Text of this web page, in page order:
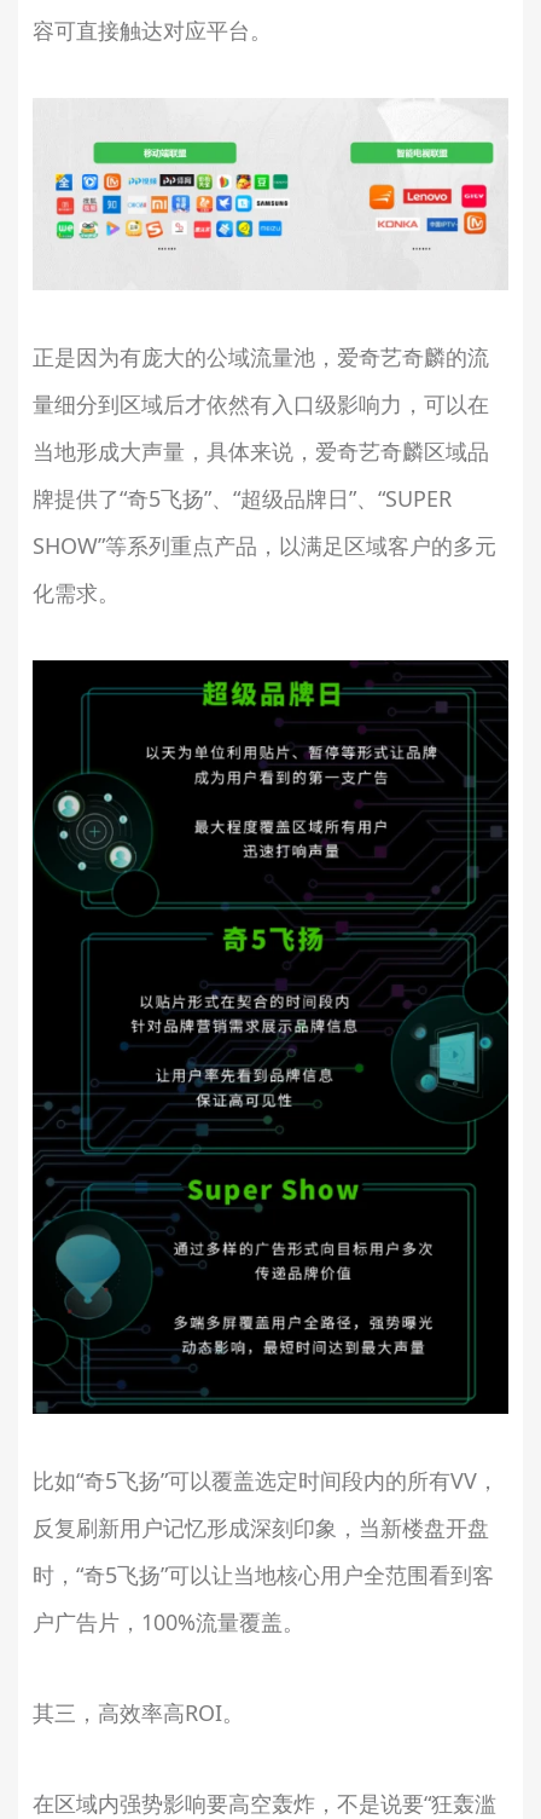
容可直接触达对应平台。
正是因为有庞大的公域流量池，爱奇艺奇麟的流
量细分到区域后才依然有入口级影响力，可以在
当地形成大声量，具体来说，爱奇艺奇麟区域品
牌提供了“奇5飞扬”、“超级品牌日”、“SUPER
SHOW”等系列重点产品，以满足区域客户的多元
化需求。
比如“奇5飞扬”可以覆盖选定时间段内的所有VV，
反复刷新用户记忆形成深刻印象，当新楼盘开盘
时，“奇5飞扬”可以让当地核心用户全范围看到客
户广告片，100%流量覆盖。
其三，高效率高ROI。
在区域内强势影响要高空轰炸，不是说要“狂轰滥